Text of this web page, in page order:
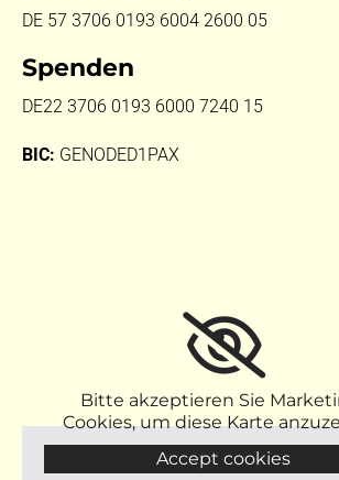
DE 57 3706 0193 6004 2600 05
Spenden
DE22 3706 0193 6000 7240 15
BIC: GENODED1PAX
Bitte akzeptieren Sie
Cookies, um diese Karte
Accept cookies